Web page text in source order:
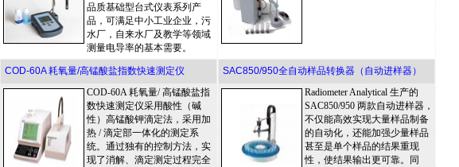
品质基础型台式仪表系列产
品，可满足中小工业企业，污
水厂，自来水厂及教学等领域
测量电导率的基本需要。
COD-60A 耗氧量/高锰酸盐指数快速测定仪
COD-60A 耗氧量/ 高锰酸盐指
数快速测定仪采用酸性（碱
性）高锰酸钾滴定法，采用加
热 / 滴定部一体化的测定系
统。通过独有的控制方法，实
现了消解、滴定测定过程完全
SAC850/950全自动样品转换器（自动进样器）
Radiometer Analytical 生产的
SAC850/950 两款自动进样器，
不仅能高效实现大量样品制备
的自动化，还能加强少量样品
甚至是单个样品的结果重现
性，使结果输出更可靠。同